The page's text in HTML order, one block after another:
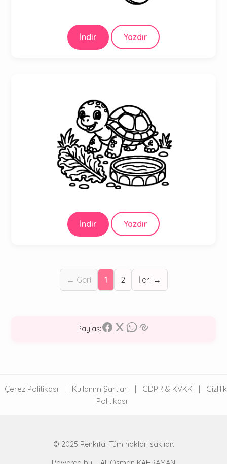
İndir Yazdır
İndir Yazdır
← Geri 1 2 İleri →
Paylaş:
Çerez Politikası | Kullanım Şartları | GDPR & KVKK |
Gizlilik
Politikası
© 2025 Renkita. Tüm hakları saklıdır.